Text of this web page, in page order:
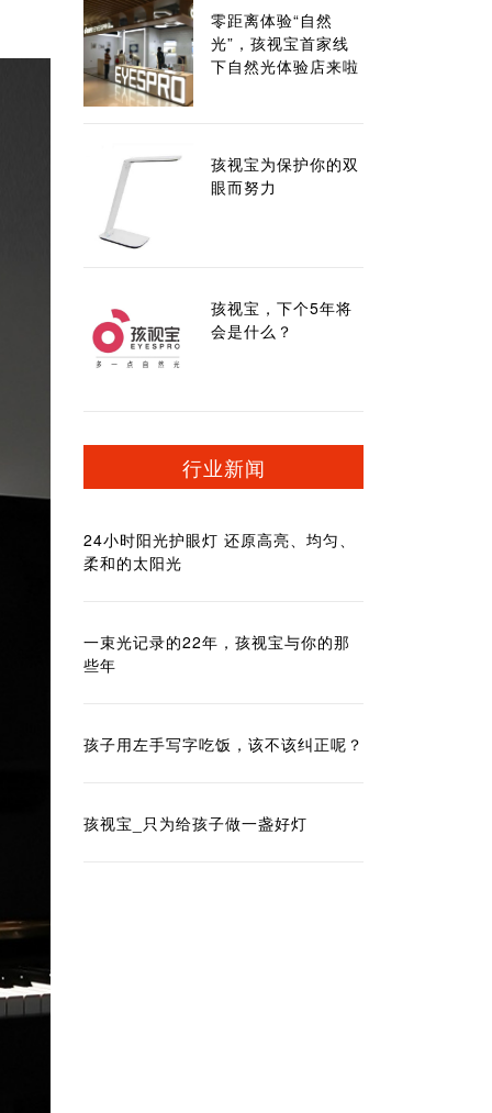
零距离体验“自然
光”，孩视宝首家线
下自然光体验店来啦
孩视宝为保护你的双
眼而努力
孩视宝，下个5年将
会是什么？
行业新闻
24小时阳光护眼灯 还原高亮、均匀、
柔和的太阳光
一束光记录的22年，孩视宝与你的那
些年
孩子用左手写字吃饭，该不该纠正呢？
孩视宝_只为给孩子做一盏好灯